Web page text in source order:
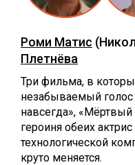
Роми Матис
Плетнёва
Три фильма, в
незабываемый
навсегда»,
героиня обеих
технологической
круто меняется.